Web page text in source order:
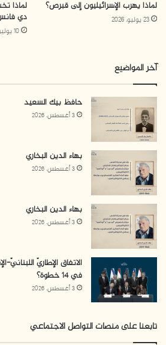
لماذا يهرب الإسرائيليون إلى قبرص؟
23 يوليو، 2026
لماذا
دي فانس
10 يوليو، 2026
آخر المواضيع
حافظ بيك السعيد
3 أغسطس، 2026
بهاء الدين البخاري
3 أغسطس، 2026
بهاء الدين البخاري
3 أغسطس، 2026
الاتفاق الإطاريّ اللبنانيّ-
في 14 خطوة؟
3 أغسطس، 2026
تابعنا على منصات التواصل الاجتماعي